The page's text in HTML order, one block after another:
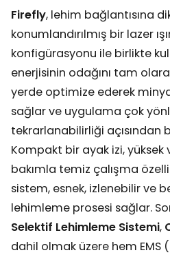
Firefly, lehim bağlantısına
konumlandırılmış bir lazer
konfigürasyonu ile birlikte
enerjisinin odağını tam
yerde optimize ederek
sağlar ve uygulama çok
tekrarlanabilirliği açısından
Kompakt bir ayak izi,
bakımla temiz çalışma
sistem, esnek, izlenebilir ve
lehimleme prosesi sağlar.
Selektif Lehimleme Sistemi,
dahil olmak üzere hem EMS